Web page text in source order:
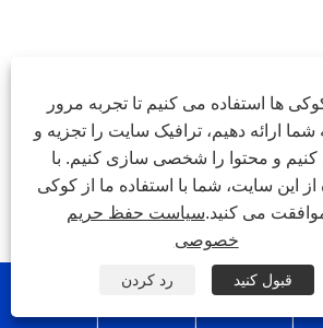
 
ها استفاده می کنیم تا تجربه مرور
شما ارائه دهیم، ترافیک سایت را تجزیه و
کنیم و محتوا را شخصی سازی کنیم. با
از این سایت، شما با استفاده ما از کوکی
می کنید.سیاست حفظ حریم
خصوصی
رد کردن قبول کنید